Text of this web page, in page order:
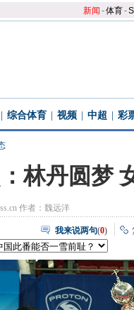
新闻 -体育-S
综合体育 视频 中超 彩
林丹圆梦
作者：魏远洋
我来说两句(0)